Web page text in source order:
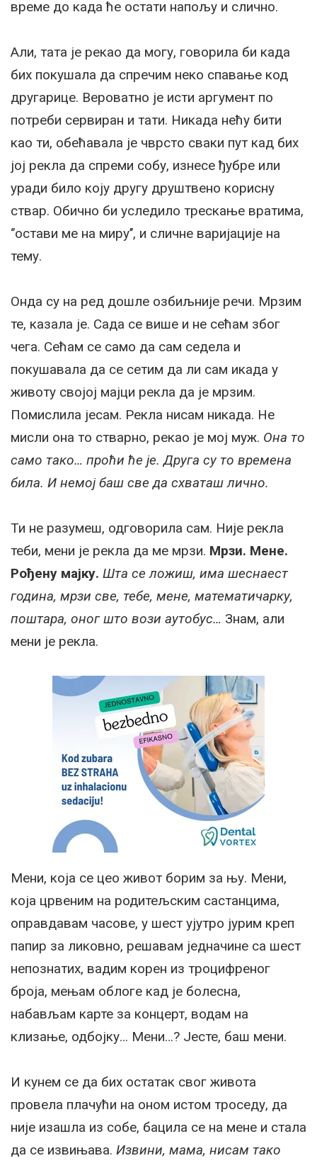
време до када ће остати напољу и слично.
Али, тата је рекао да могу, говорила би када
бих покушала да спречим неко спавање код
другарице. Вероватно је исти аргумент по
потреби сервиран и тати. Никада нећу бити
као ти, обећавала је чврсто сваки пут кад бих
јој рекла да спреми собу, изнесе ђубре или
уради било коју другу друштвено корисну
ствар. Обично би уследило трескање вратима,
‘’остави ме на миру’’, и сличне варијације на
тему.
Онда су на ред дошле озбиљније речи. Мрзим
те, казала је. Сада се више и не сећам због
чега. Сећам се само да сам седела и
покушавала да се сетим да ли сам икада у
животу својој мајци рекла да је мрзим.
Помислила јесам. Рекла нисам никада. Не
мисли она то стварно, рекао је мој муж. Она то
само тако… проћи ће је. Друга су то времена
била. И немој баш све да схваташ лично.
Ти не разумеш, одговорила сам. Није рекла
теби, мени је рекла да ме мрзи. Мрзи. Мене.
Рођену мајку. Шта се ложиш, има шеснаест
година, мрзи све, тебе, мене, математичарку,
поштара, оног што вози аутобус… Знам, али
мени је рекла.
Мени, која се цео живот борим за њу. Мени,
која црвеним на родитељским састанцима,
оправдавам часове, у шест ујутро јурим креп
папир за ликовно, решавам једначине са шест
непознатих, вадим корен из троцифреног
броја, мењам облоге кад је болесна,
набављам карте за концерт, водам на
клизање, одбојку… Мени…? Јесте, баш мени.
И кунем се да бих остатак свог живота
провела плачући на оном истом троседу, да
није изашла из собе, бацила се на мене и стала
да се извињава. Извини, мама, нисам тако